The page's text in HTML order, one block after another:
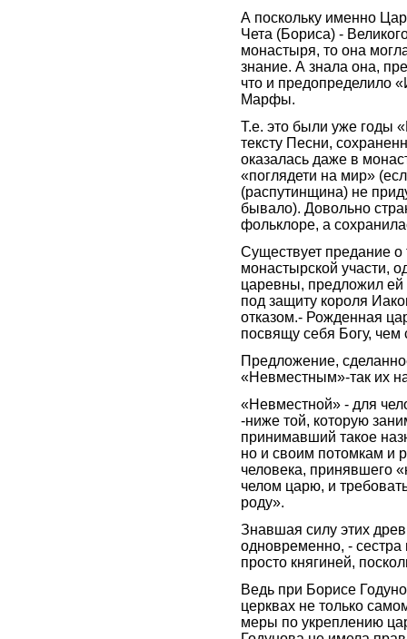
А поскольку именно
Чета (Бориса) -
монастыря, то она
знание. А знала она,
что и предопределило
Марфы.
Т.е. это были уже годы
тексту Песни,
оказалась даже в
«поглядети на мир»
(распутинщина) не
бывало). Довольно
фольклоре, а
Существует предание о
монастырской участи,
царевны, предложил ей
под защиту короля
отказом.- Рожденная
посвящу себя Богу,
Предложение,
«Невместным»-так их
«Невместной» - для
-ниже той, которую
принимавший такое
но и своим потомкам и
человека, принявшего
челом царю, и
роду».
Знавшая силу этих
одновременно, - сестра
просто княгиней,
Ведь при Борисе
церквах не только
меры по укреплению